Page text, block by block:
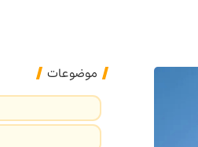
موضوعات